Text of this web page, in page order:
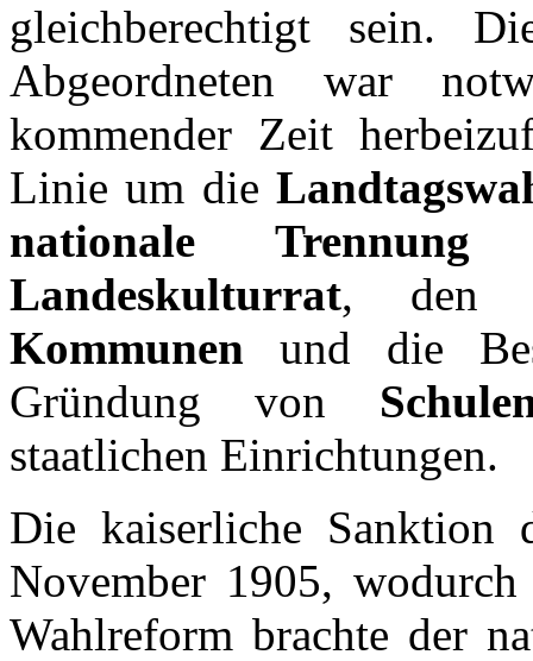
gleichberechtigt sein.
Abgeordneten war
kommender Zeit
Linie um die
nationale Trennung
Landeskulturrat,
Kommunen und die
Gründung von
staatlichen Einrichtungen.
Die kaiserliche Sanktion
November 1905,
Wahlreform brachte der